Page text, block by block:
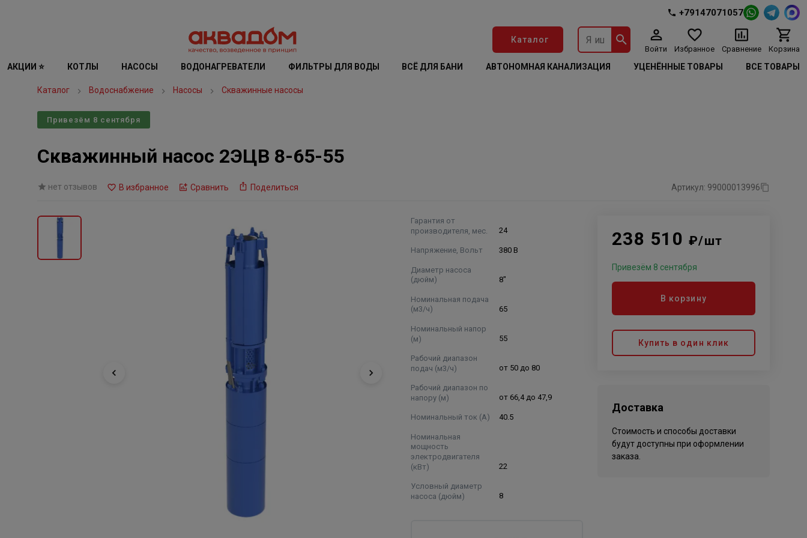
+79147071057
Каталог
Войти Избранное Сравнение Корзина
АКЦИИ ⭐ КОТЛЫ НАСОСЫ ВОДОНАГРЕВАТЕЛИ ФИЛЬТРЫ ДЛЯ ВОДЫ ВСЁ ДЛЯ БАНИ АВТОНОМНАЯ КАНАЛИЗАЦИЯ УЦЕНЁННЫЕ ТОВАРЫ ВСЕ ТОВАРЫ
Каталог Водоснабжение Насосы Скважинные насосы
Привезём 8 сентября
Скважинный насос 2ЭЦВ 8-65-55
нет отзывов В избранное Сравнить Поделиться Артикул: 99000013996
Гарантия от
производителя, мес.
24
Напряжение, Вольт 380 В
Диаметр насоса
(дюйм)
8"
Номинальная подача
(м3/ч)
65
Номинальный напор
(м)
55
Рабочий диапазон
подач (м3/ч)
от 50 до 80
Рабочий диапазон по
напору (м)
от 66,4 до 47,9
Номинальный ток (А) 40.5
Номинальная
мощность
электродвигателя
(кВт)
22
Условный диаметр
насоса (дюйм)
8
238 510 ₽/шт
Привезём 8 сентября
В корзину
Купить в один клик
Доставка
Стоимость и способы доставки
будут доступны при оформлении
заказа.